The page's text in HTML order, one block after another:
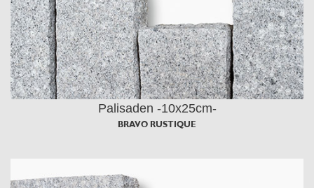
Palisaden -10x25cm-
BRAVO RUSTIQUE